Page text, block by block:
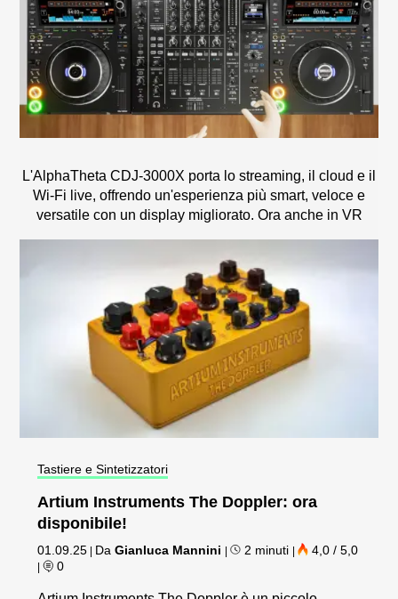
L'AlphaTheta CDJ-3000X porta lo streaming, il cloud e il
Wi-Fi live, offrendo un'esperienza più smart, veloce e
versatile con un display migliorato. Ora anche in VR
Tastiere e Sintetizzatori
Artium Instruments The Doppler: ora
disponibile!
01.09.25 | DaGianluca Mannini | 2 minuti | 4,0 / 5,0
| 0